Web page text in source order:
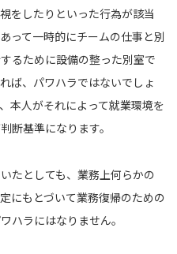
をしたりといった行為が該当
って一時的にチームの仕事と別
るために設備の整った別室で
ば、パワハラではないでしょ
本人がそれによって就業環境を
断基準になります。
たとしても、業務上何らかの
にもとづいて業務復帰のための
ハラにはなりません。